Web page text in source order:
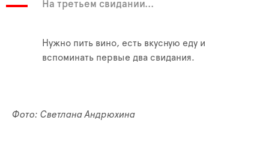
На третьем свидании...
Нужно пить вино, есть вкусную еду и
вспоминать первые два свидания.
Фото: Светлана Андрюхина